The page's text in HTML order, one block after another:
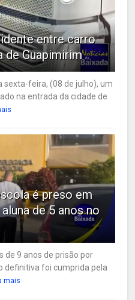
entre carro
de Guapimirim
sexta-feira, (08 de julho), um
na entrada da cidade de
é preso em
de 5 anos no
de 9 anos de prisão por
definitiva foi cumprida pela
mais